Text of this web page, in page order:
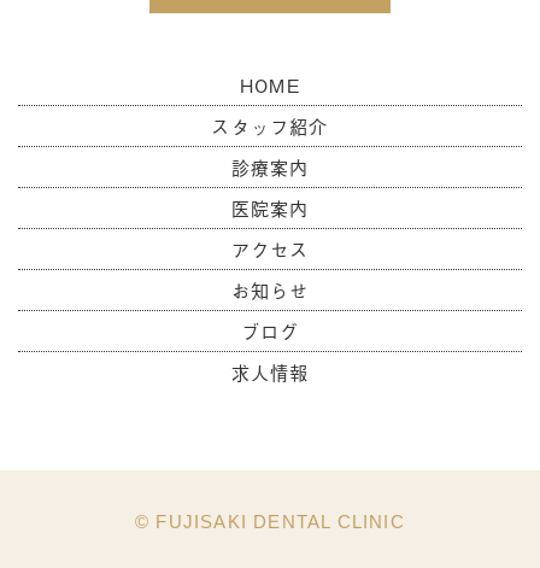
HOME
スタッフ紹介
診療案内
医院案内
アクセス
お知らせ
ブログ
求人情報
© FUJISAKI DENTAL CLINIC